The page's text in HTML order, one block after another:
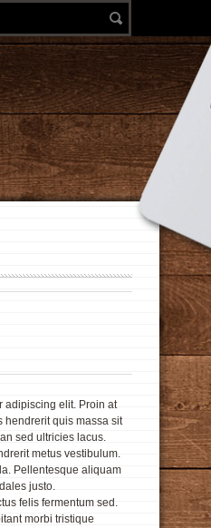
adipiscing elit. Proin at
hendrerit quis massa sit
sed ultricies lacus.
metus vestibulum.
Pellentesque aliquam
justo.
felis fermentum sed.
morbi tristique